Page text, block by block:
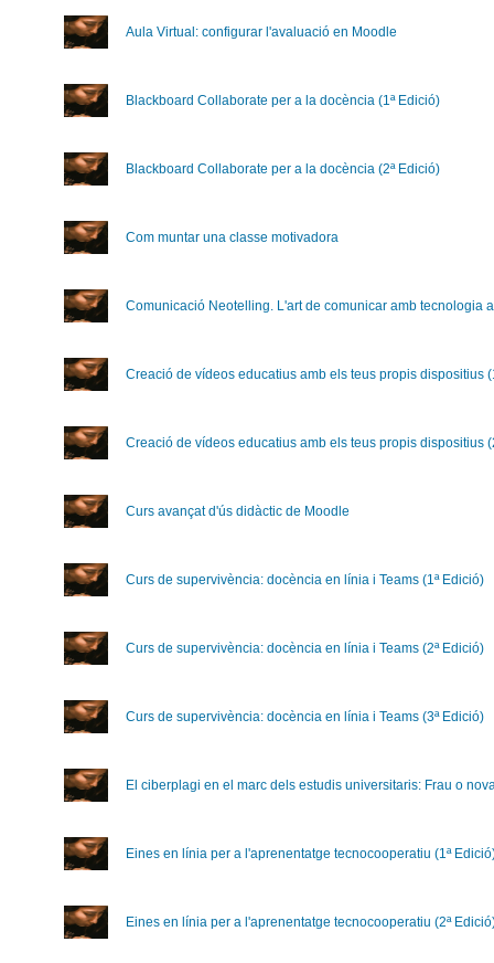
Aula Virtual: configurar l'avaluació en Moodle
Blackboard Collaborate per a la docència (1ª Edició)
Blackboard Collaborate per a la docència (2ª Edició)
Com muntar una classe motivadora
Comunicació Neotelling. L'art de comunicar amb tecnologia
Creació de vídeos educatius amb els teus propis dispositius
Creació de vídeos educatius amb els teus propis dispositius
Curs avançat d'ús didàctic de Moodle
Curs de supervivència: docència en línia i Teams (1ª Edició)
Curs de supervivència: docència en línia i Teams (2ª Edició)
Curs de supervivència: docència en línia i Teams (3ª Edició)
El ciberplagi en el marc dels estudis universitaris: Frau o
Eines en línia per a l'aprenentatge tecnocooperatiu (1ª
Eines en línia per a l'aprenentatge tecnocooperatiu (2ª